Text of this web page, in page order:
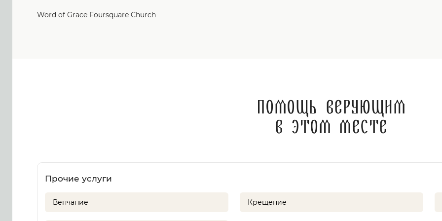
Word of Grace Foursquare Church
Помощь верующим
в этом месте
Прочие услуги
Венчание Крещение